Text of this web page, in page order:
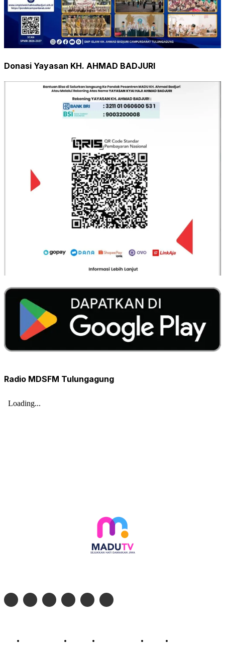
Donasi Yayasan KH. AHMAD BADJURI
Radio MDSFM Tulungagung
Profil Madu TV Redaksi Pedoman Siber Kontak